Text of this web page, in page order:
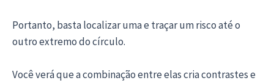
Portanto, basta localizar uma e traçar um risco até o
outro extremo do círculo.
Você verá que a combinação entre elas cria contrastes e